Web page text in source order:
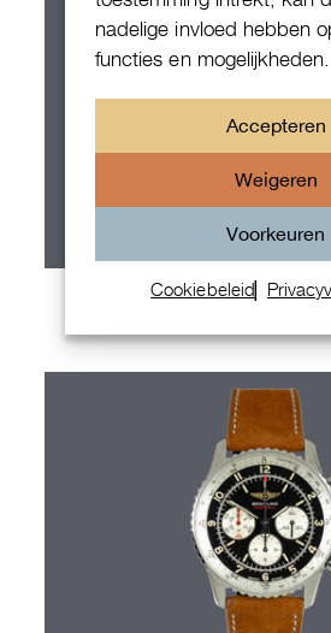
nadelige invloed hebben
functies en mogelijkheden.
Accepteren
Weigeren
Voorkeuren
Cookiebeleid
Audemars Piguet